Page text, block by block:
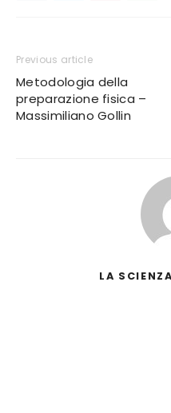
Previous article
Metodologia della
preparazione fisica –
Massimiliano Gollin
LA